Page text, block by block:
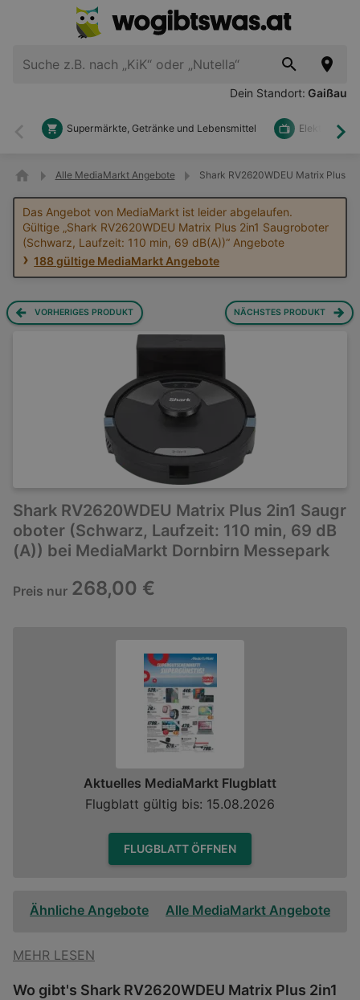
Dein Standort: Gaißau
Zurück
Supermärkte, Getränke und Lebensmittel Elektronik
Alle MediaMarkt Angebote Shark RV2620WDEU Matrix Plus
Das Angebot von MediaMarkt ist leider abgelaufen.
Gültige „Shark RV2620WDEU Matrix Plus 2in1 Saugroboter
(Schwarz, Laufzeit: 110 min, 69 dB(A))“ Angebote
188 gültige MediaMarkt Angebote
VORHERIGES PRODUKT NÄCHSTES PRODUKT
Shark RV2620WDEU Matrix Plus 2in1 Saugr
oboter (Schwarz, Laufzeit: 110 min, 69 dB
(A)) bei MediaMarkt Dornbirn Messepark
Preis nur 268,00 €
Aktuelles MediaMarkt Flugblatt
Flugblatt gültig bis: 15.08.2026
FLUGBLATT ÖFFNEN
Ähnliche Angebote Alle MediaMarkt Angebote
MEHR LESEN
Wo gibt's Shark RV2620WDEU Matrix Plus 2in1